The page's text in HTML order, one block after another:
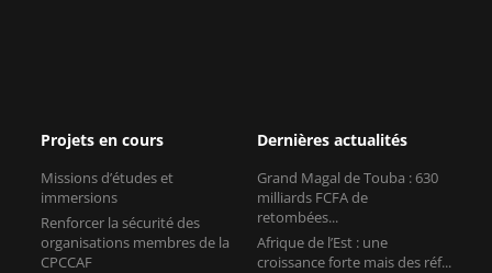
Projets en cours
Missions d’études et
immersions
Renforcer la sécurité des
organisations membres de la
CPCCAF
Dernières actualités
Grand Magal de Touba : 630
milliards FCFA de
retombées...
Afrique de l’Est : une
croissance forte mais des réf...